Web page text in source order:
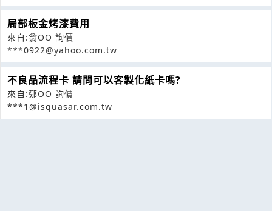
局部板金烤漆費用
來自:翁OO 詢價
***0922@yahoo.com.tw
不良品流程卡 請問可以客製化紙卡嗎?
來自:鄭OO 詢價
***1@isquasar.com.tw